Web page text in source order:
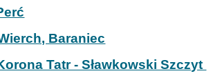
Baraniec
Tatr - Sławkowski Szczyt